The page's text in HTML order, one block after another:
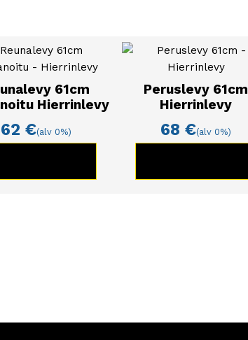
61cm
Hierrinlevy
62 €(alv 0%)
Peruslevy 61cm
Hierrinlevy
68€(alv 0%)